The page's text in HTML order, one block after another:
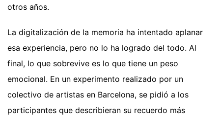
otros años.
La digitalización de la memoria ha intentado aplanar
esa experiencia, pero no lo ha logrado del todo. Al
final, lo que sobrevive es lo que tiene un peso
emocional. En un experimento realizado por un
colectivo de artistas en Barcelona, se pidió a los
participantes que describieran su recuerdo más